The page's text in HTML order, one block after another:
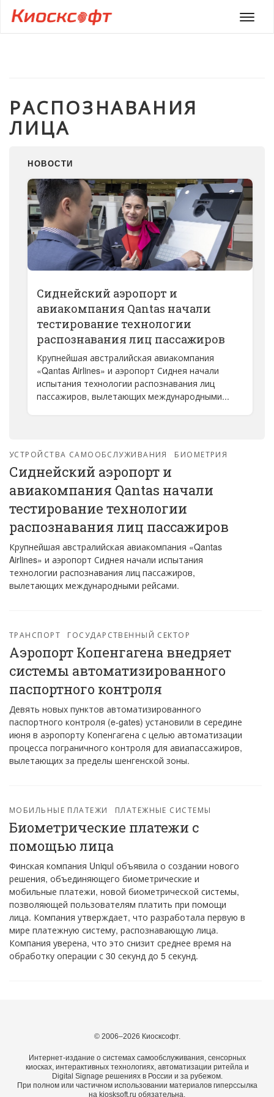
Меню
РАСПОЗНАВАНИЯ
ЛИЦА
НОВОСТИ
Сиднейский аэропорт и
авиакомпания Qantas начали
тестирование технологии
распознавания лиц пассажиров
Крупнейшая австралийская авиакомпания
«Qantas Airlines» и аэропорт Сиднея начали
испытания технологии распознавания лиц
пассажиров, вылетающих международными...
УСТРОЙСТВА САМООБСЛУЖИВАНИЯ БИОМЕТРИЯ
Сиднейский аэропорт и
авиакомпания Qantas начали
тестирование технологии
распознавания лиц пассажиров
Крупнейшая австралийская авиакомпания «Qantas
Airlines» и аэропорт Сиднея начали испытания
технологии распознавания лиц пассажиров,
вылетающих международными рейсами.
ТРАНСПОРТ ГОСУДАРСТВЕННЫЙ СЕКТОР
Аэропорт Копенгагена внедряет
системы автоматизированного
паспортного контроля
Девять новых пунктов автоматизированного
паспортного контроля (e-gates) установили в середине
июня в аэропорту Копенгагена с целью автоматизации
процесса пограничного контроля для авиапассажиров,
вылетающих за пределы шенгенской зоны.
МОБИЛЬНЫЕ ПЛАТЕЖИ ПЛАТЕЖНЫЕ СИСТЕМЫ
Биометрические платежи с
помощью лица
Финская компания Uniqul объявила о создании нового
решения, объединяющего биометрические и
мобильные платежи, новой биометрической системы,
позволяющей пользователям платить при помощи
лица. Компания утверждает, что разработала первую в
мире платежную систему, распознавающую лица.
Компания уверена, что это снизит среднее время на
обработку операции с 30 секунд до 5 секунд.
© 2006–2026 Киосксофт.
Интернет-издание о системах самообслуживания, сенсорных
киосках, интерактивных технологиях, автоматизации ритейла и
Digital Signage решениях в России и за рубежом.
При полном или частичном использовании материалов гиперссылка
на kiosksoft.ru обязательна.